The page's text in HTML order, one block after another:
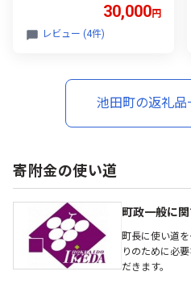
ら 直送 イクラ ふるさと納
税 鮭 秋鮭 サケ シャケ 切
30,000円
レビュー (4件)
池田町の返礼品
寄附金の使い道
町政一般に
町長に使い道
りのために必
だきます。